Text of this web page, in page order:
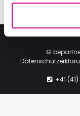
©
+41 (41)